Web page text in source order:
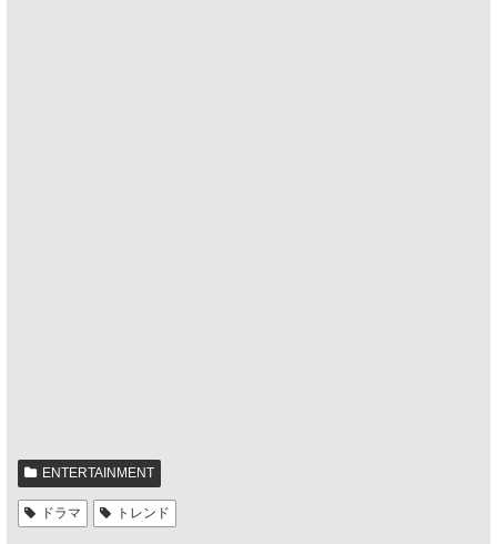
ENTERTAINMENT
ドラマ トレンド